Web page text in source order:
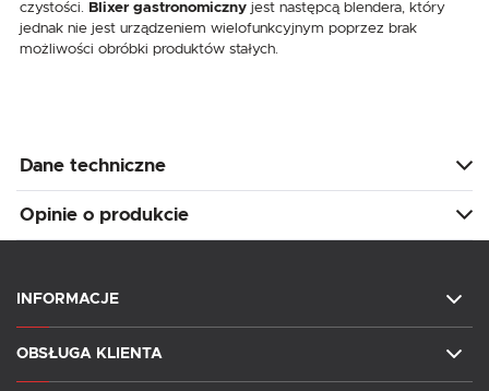
czystości. Blixer gastronomiczny jest następcą blendera, który
jednak nie jest urządzeniem wielofunkcyjnym poprzez brak
możliwości obróbki produktów stałych.
Dane techniczne
Opinie o produkcie
INFORMACJE
OBSŁUGA KLIENTA